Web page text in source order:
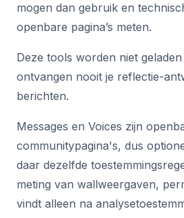
mogen dan gebruik en
openbare pagina’s meten.
Deze tools worden niet
ontvangen nooit je reflectie-
berichten.
Messages en Voices zijn
communitypagina's, dus
daar dezelfde
meting van wallweergaven,
vindt alleen na